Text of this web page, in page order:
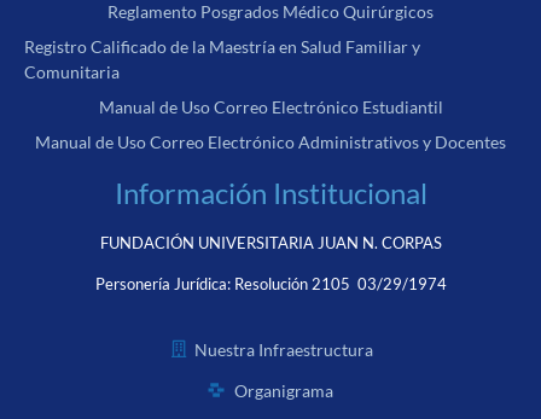
Reglamento Posgrados Médico Quirúrgicos
Registro Calificado de la Maestría en Salud Familiar y
Comunitaria
Manual de Uso Correo Electrónico Estudiantil
Manual de Uso Correo Electrónico Administrativos y Docentes
Información Institucional
FUNDACIÓN UNIVERSITARIA JUAN N. CORPAS
Personería Jurídica: Resolución 2105 03/29/1974
Nuestra Infraestructura
Organigrama